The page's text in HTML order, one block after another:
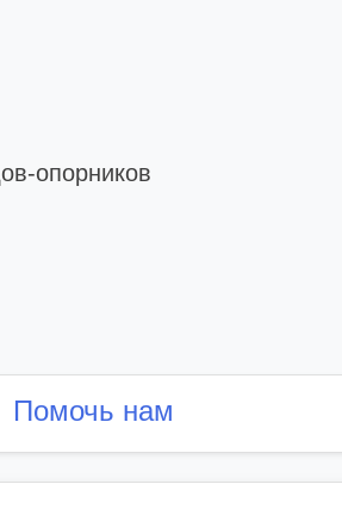
опорников
Помочь нам